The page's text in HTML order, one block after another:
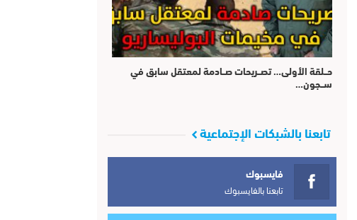
حــلقة الأولى… تصــريحات صــادمة لمعتقل سابق في
ســجون…
تابعنا بالشبكات الإجتماعية
فايسبوك
تابعنا بالفايسبوك